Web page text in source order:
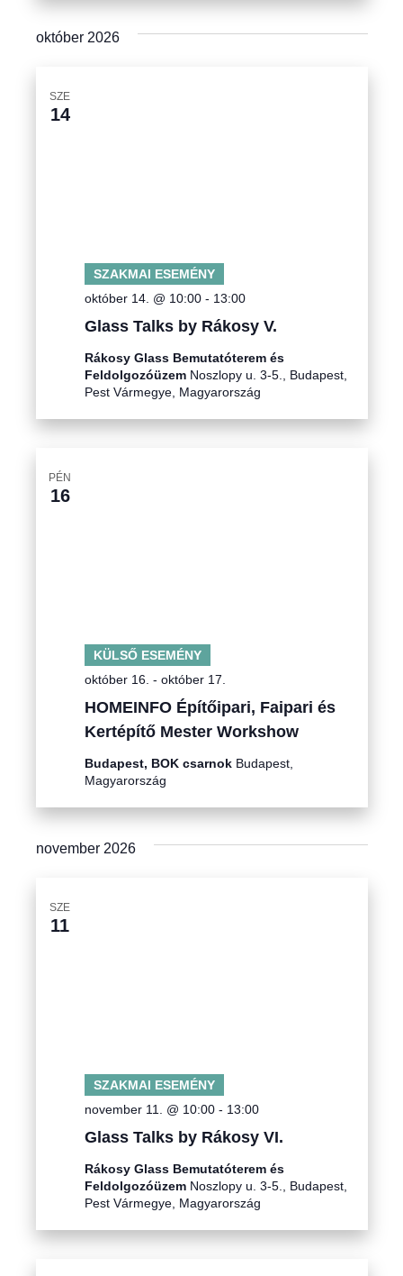
október 2026
SZE
14
Glass Talks by Rákosy V.
október 14. @ 10:00- 13:00
SZAKMAI ESEMÉNY
Rákosy Glass Bemutatóterem és
Feldolgozóüzem Noszlopy u. 3-5., Budapest,
Pest Vármegye, Magyarország
PÉN
16
HOMEINFO Építőipari, Faipari és
Kertépítő Mester Workshow
október 16. - október 17.
KÜLSŐ ESEMÉNY
Budapest, BOK csarnok Budapest,
Magyarország
november 2026
SZE
11
Glass Talks by Rákosy VI.
november 11. @ 10:00- 13:00
SZAKMAI ESEMÉNY
Rákosy Glass Bemutatóterem és
Feldolgozóüzem Noszlopy u. 3-5., Budapest,
Pest Vármegye, Magyarország